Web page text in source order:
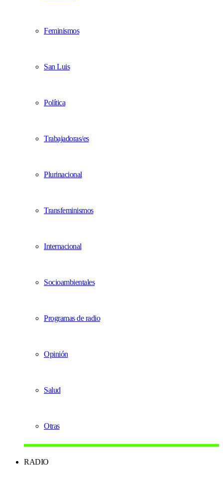
Feminismos
San Luis
Política
Trabajadoras/es
Plurinacional
Transfeminismos
Internacional
Socioambientales
Programas de radio
Opinión
Salud
Otras
RADIO